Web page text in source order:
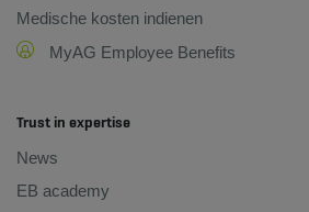
Medische kosten indienen
MyAG Employee Benefits
Trust in expertise
News
EB academy